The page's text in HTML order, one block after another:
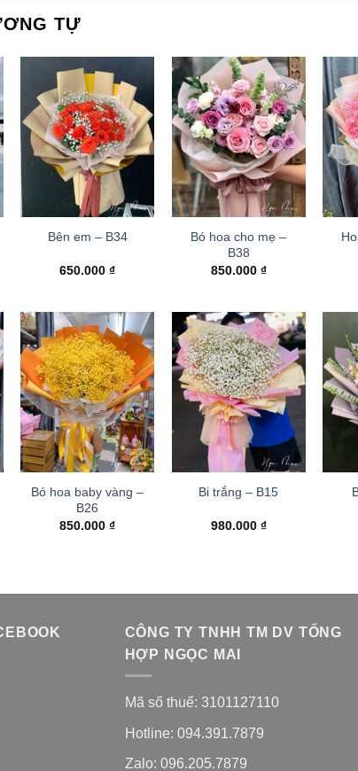
TỰ
Bên em – B34
650.000₫
Bó hoa cho mẹ –
B38
850.000 ₫
Bó hoa baby vàng –
B26
850.000₫
Bi trắng – B15
980.000 ₫
CÔNG TY TNHH TM DV TỔNG
HỢP NGỌC MAI
Mã số thuế: 3101127110
Hotline: 094.391.7879
Zalo: 096.205.7879